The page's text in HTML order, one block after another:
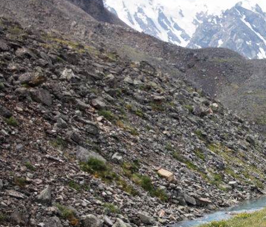
Мир
Команда
Дневник